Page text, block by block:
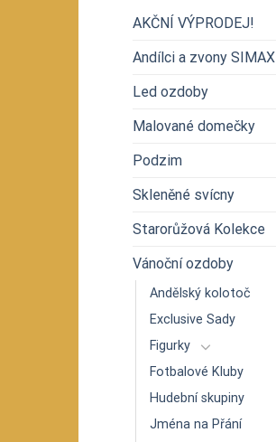
AKČNÍ VÝPRODEJ!
Andílci a zvony SIMAX
Led ozdoby
Malované domečky
Podzim
Skleněné svícny
Starorůžová Kolekce
Vánoční ozdoby
Andělský kolotoč
Exclusive Sady
Figurky
Fotbalové Kluby
Hudební skupiny
Jména na Přání